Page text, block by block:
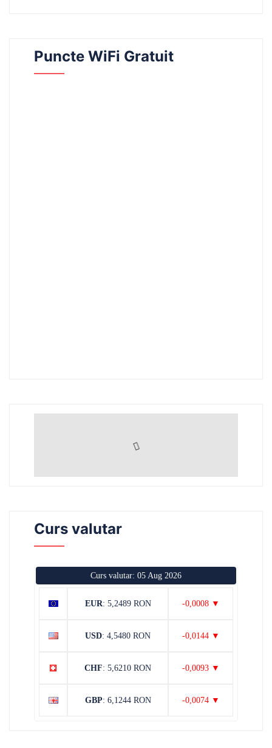
Puncte WiFi Gratuit
Curs valutar
Curs valutar: 05 Aug 2026
EUR: 5,2489 RON -0,0008 ▼
USD: 4,5480 RON -0,0144 ▼
CHF: 5,6210 RON -0,0093 ▼
GBP: 6,1244 RON -0,0074 ▼